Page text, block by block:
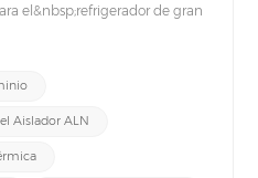
el&nbsp;refrigerador de gran
de la cocción, lo que lo
de alta presión externa.Las
disipador de calor monolítico
de calor de la
Aislador ALN